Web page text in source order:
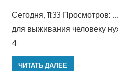
Сегодня, 11:33 Просмотров:
для выживания человеку
4
ЧИТАТЬ ДАЛЕЕ